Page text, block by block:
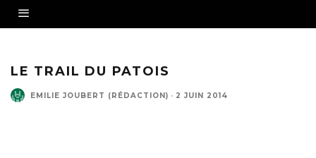
LE TRAIL DU PATOIS
EMILIE JOUBERT (RÉDACTION) · 2 JUIN 2014